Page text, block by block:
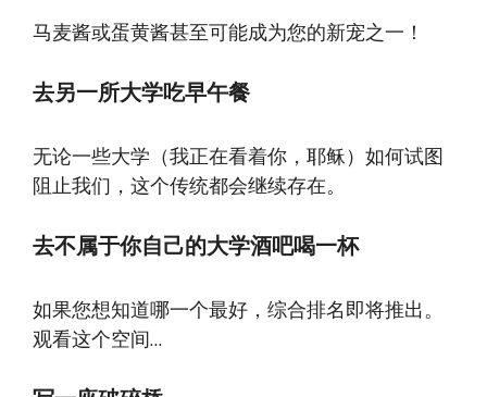
马麦酱或蛋黄酱甚至可能成为您的新宠之一！
去另一所大学吃早午餐
无论一些大学（我正在看着你，耶稣）如何试图
阻止我们，这个传统都会继续存在。
去不属于你自己的大学酒吧喝一杯
如果您想知道哪一个最好，综合排名即将推出。
观看这个空间…